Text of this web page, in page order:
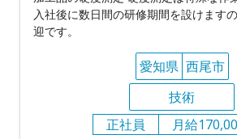
入社後に数日間の研修期間を設けます
迎です。
愛知県 西尾市
技術
正社員
月給